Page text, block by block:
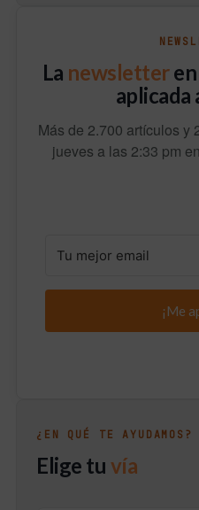
La newsletteren
aplicada
Más de 2.700 artículos y
jueves a las 2:33 pm
¡Me
¿EN QUÉ TE AYUDAMOS?
Elige tu vía